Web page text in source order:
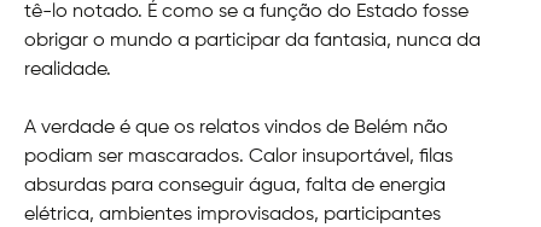
tê-lo notado. É como se a função do Estado fosse
obrigar o mundo a participar da fantasia, nunca da
realidade.
A verdade é que os relatos vindos de Belém não
podiam ser mascarados. Calor insuportável, filas
absurdas para conseguir água, falta de energia
elétrica, ambientes improvisados, participantes